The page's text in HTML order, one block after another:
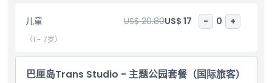
亮点
包含项
儿童 US$ 20.80US$ 17 - 0 +
（1 - 7岁）
巴厘岛Trans Studio - 主题公园套餐（国际旅客）